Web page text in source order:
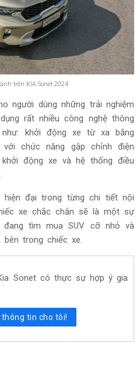
trên KIA Sonet 2024
người dùng những trải nghiệm
rất nhiều công nghệ thông
khởi động xe từ xa bằng
với chức năng gập chỉnh điện
động xe và hệ thống điều
đại trong từng chi tiết nội
xe chắc chắn sẽ là một sự
tìm mua SUV cỡ nhỏ và
trong chiếc xe.
Sonetcó thực sự hợp ý gia
tin cho tôi!